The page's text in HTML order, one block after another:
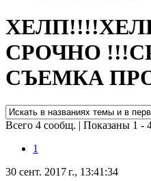
СРОЧНО
СЪЕМКА
Всего 4 сообщ. | Показаны 1 -
1
30 сент. 2017 г., 13:41:34